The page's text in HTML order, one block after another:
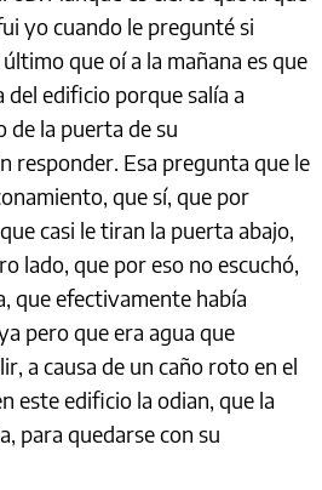
yo cuando le pregunté si
que oí a la mañana es que
edificio porque salía a
de la puerta de su
responder. Esa pregunta que le
que sí, que por
casi le tiran la puerta abajo,
lado, que por eso no escuchó,
que efectivamente había
pero que era agua que
a causa de un caño roto en el
este edificio la odian, que la
para quedarse con su